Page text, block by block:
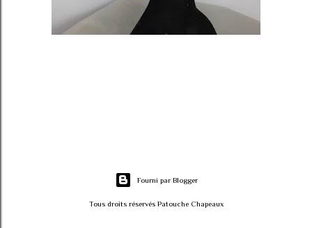
Fourni par Blogger
Tous droits réservés Patouche Chapeaux